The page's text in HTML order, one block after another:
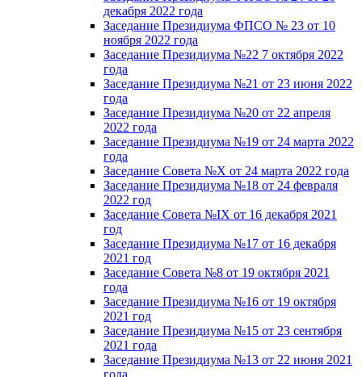
декабря 2022 года
Заседание Президиума ФПСО № 23 от 10
ноября 2022 года
Заседание Президиума №22 7 октября 2022
года
Заседание Президиума №21 от 23 июня 2022
года
Заседание Президиума №20 от 22 апреля
2022 года
Заседание Президиума №19 от 24 марта 2022
года
Заседание Совета №X от 24 марта 2022 года
Заседание Президиума №18 от 24 февраля
2022 год
Заседание Совета №IX от 16 декабря 2021
год
Заседание Президиума №17 от 16 декабря
2021 год
Заседание Совета №8 от 19 октября 2021
года
Заседание Президиума №16 от 19 октября
2021 год
Заседание Президиума №15 от 23 сентября
2021 года
Заседание Президиума №13 от 22 июня 2021
года